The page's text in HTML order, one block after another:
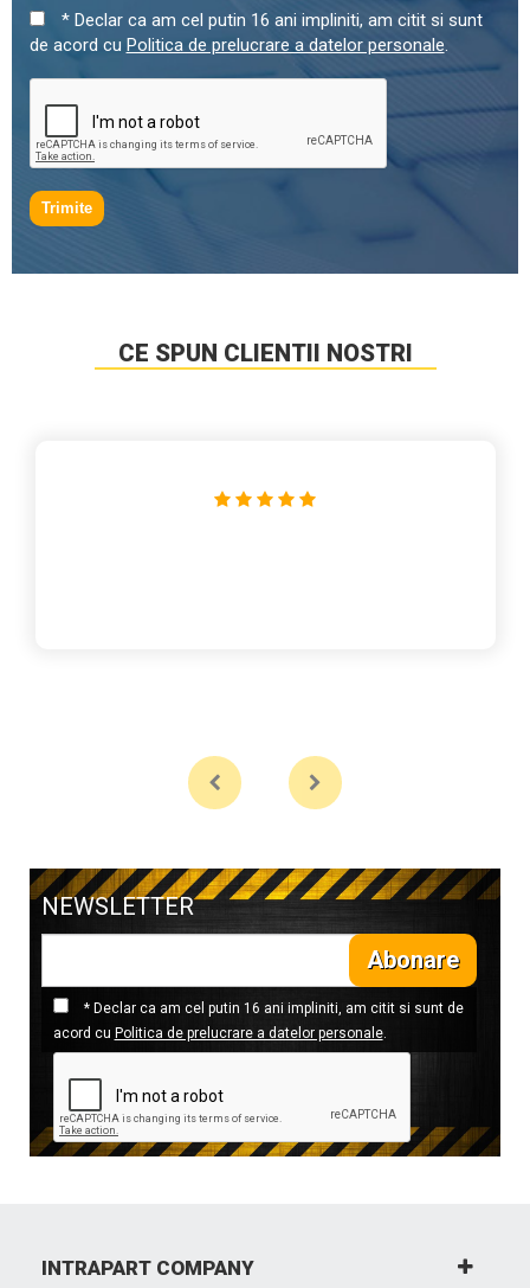
* Declar ca am cel putin 16 ani impliniti, am citit si sunt
de acord cu Politica de prelucrare a datelor personale.
Trimite
CE SPUN CLIENTII NOSTRI
NEWSLETTER
Abonare
* Declar ca am cel putin 16 ani impliniti, am citit si sunt de
acord cu Politica de prelucrare a datelor personale.
INTRAPART COMPANY